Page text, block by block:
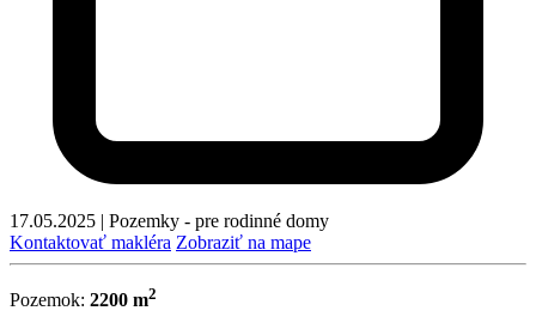
17.05.2025 | Pozemky - pre rodinné domy
Kontaktovať makléra Zobraziť na mape
Pozemok: 2200 m2